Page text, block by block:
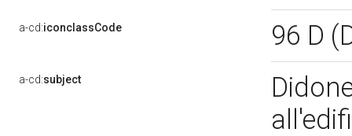
a-cd:iconclassCode 96 D
a-cd:subject